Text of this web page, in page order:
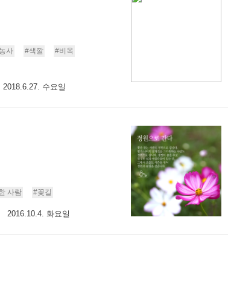
사 #색깔
#비옥
2018.6.27. 수요일
사람 #꽃길
2016.10.4. 화요일